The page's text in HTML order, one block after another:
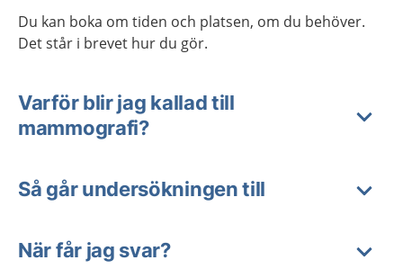
Du kan boka om tiden och platsen, om du behöver.
Det står i brevet hur du gör.
Varför blir jag kallad till
mammografi?
Så går undersökningen till
När får jag svar?